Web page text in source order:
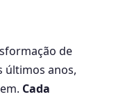
de
últimos anos,
Cada